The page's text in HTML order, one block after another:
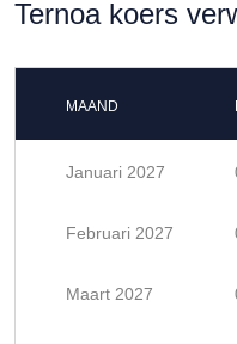
Ternoa koers
MAAND
Januari 2027
Februari 2027
Maart 2027